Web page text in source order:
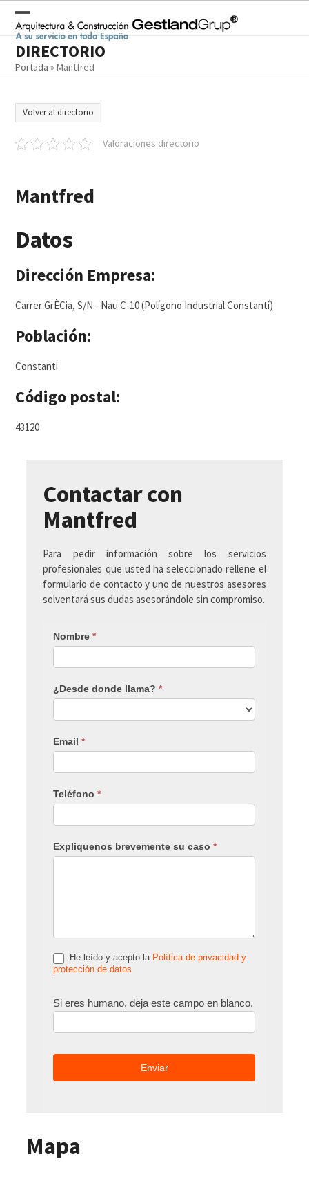
contentOpen
mobile
menu
Close
mobile
menu
DIRECTORIO
Portada »Mantfred
Volver al directorio
Valoraciones directorio
Mantfred
Datos
Dirección Empresa:
Carrer GrÈCia, S/N - Nau C-10 (Polígono Industrial Constantí)
Población:
Constanti
Código postal:
43120
Contactar con
Mantfred
Para pedir información sobre los servicios
profesionales que usted ha seleccionado rellene el
formulario de contacto y uno de nuestros asesores
solventará sus dudas asesorándole sin compromiso.
Nombre*
¿Desde donde llama?*
Email*
Teléfono*
Expliquenos brevemente su caso*
He leído y acepto la Política de privacidad y
protección de datos
Si eres humano, deja este campo en blanco.
Mapa